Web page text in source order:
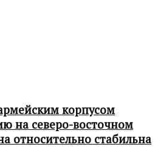
корпусом
на северо-восточном
относительно стабильна